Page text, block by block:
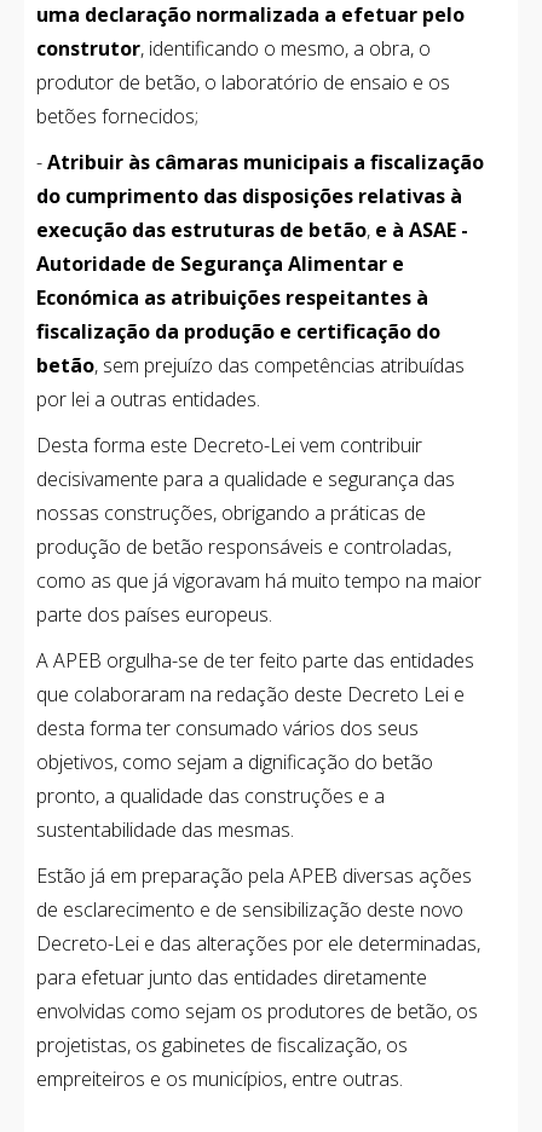
uma declaração normalizada a efetuar pelo
construtor, identificando o mesmo, a obra, o
produtor de betão, o laboratório de ensaio e os
betões fornecidos;
-Atribuir às câmaras municipais a fiscalização
do cumprimento das disposições relativas à
execução das estruturas de betão, e à ASAE -
Autoridade de Segurança Alimentar e
Económica as atribuições respeitantes à
fiscalização da produção e certificação do
betão, sem prejuízo das competências atribuídas
por lei a outras entidades.
Desta forma este Decreto-Lei vem contribuir
decisivamente para a qualidade e segurança das
nossas construções, obrigando a práticas de
produção de betão responsáveis e controladas,
como as que já vigoravam há muito tempo na maior
parte dos países europeus.
A APEB orgulha-se de ter feito parte das entidades
que colaboraram na redação deste Decreto Lei e
desta forma ter consumado vários dos seus
objetivos, como sejam a dignificação do betão
pronto, a qualidade das construções e a
sustentabilidade das mesmas.
Estão já em preparação pela APEB diversas ações
de esclarecimento e de sensibilização deste novo
Decreto-Lei e das alterações por ele determinadas,
para efetuar junto das entidades diretamente
envolvidas como sejam os produtores de betão, os
projetistas, os gabinetes de fiscalização, os
empreiteiros e os municípios, entre outras.